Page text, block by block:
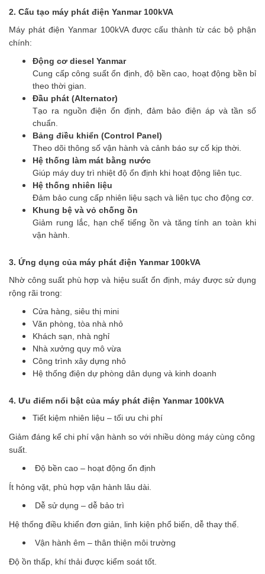
2. Cấu tạo máy phát điện Yanmar 100kVA
Máy phát điện Yanmar 100kVA được cấu thành từ các bộ phận
chính:
Động cơ diesel Yanmar
Cung cấp công suất ổn định, độ bền cao, hoạt động bền bỉ
theo thời gian.
Đầu phát (Alternator)
Tạo ra nguồn điện ổn định, đảm bảo điện áp và tần số
chuẩn.
Bảng điều khiển (Control Panel)
Theo dõi thông số vận hành và cảnh báo sự cố kịp thời.
Hệ thống làm mát bằng nước
Giúp máy duy trì nhiệt độ ổn định khi hoạt động liên tục.
Hệ thống nhiên liệu
Đảm bảo cung cấp nhiên liệu sạch và liên tục cho động cơ.
Khung bệ và vỏ chống ồn
Giảm rung lắc, hạn chế tiếng ồn và tăng tính an toàn khi
vận hành.
3. Ứng dụng của máy phát điện Yanmar 100kVA
Nhờ công suất phù hợp và hiệu suất ổn định, máy được sử dụng
rộng rãi trong:
Cửa hàng, siêu thị mini
Văn phòng, tòa nhà nhỏ
Khách sạn, nhà nghỉ
Nhà xưởng quy mô vừa
Công trình xây dựng nhỏ
Hệ thống điện dự phòng dân dụng và kinh doanh
4. Ưu điểm nổi bật của máy phát điện Yanmar 100kVA
Tiết kiệm nhiên liệu – tối ưu chi phí
Giảm đáng kể chi phí vận hành so với nhiều dòng máy cùng công
suất.
Độ bền cao – hoạt động ổn định
Ít hỏng vặt, phù hợp vận hành lâu dài.
Dễ sử dụng – dễ bảo trì
Hệ thống điều khiển đơn giản, linh kiện phổ biến, dễ thay thế.
Vận hành êm – thân thiện môi trường
Độ ồn thấp, khí thải được kiểm soát tốt.